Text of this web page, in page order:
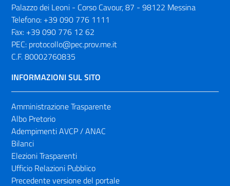
Palazzo dei Leoni - Corso Cavour, 87 - 98122 Messina
Telefono: +39 090 776 1111
Fax: +39 090 776 12 62
PEC: protocollo@pec.prov.me.it
C.F. 80002760835
INFORMAZIONI SUL SITO
Amministrazione Trasparente
Albo Pretorio
Adempimenti AVCP / ANAC
Bilanci
Elezioni Trasparenti
Ufficio Relazioni Pubblico
Precedente versione del portale